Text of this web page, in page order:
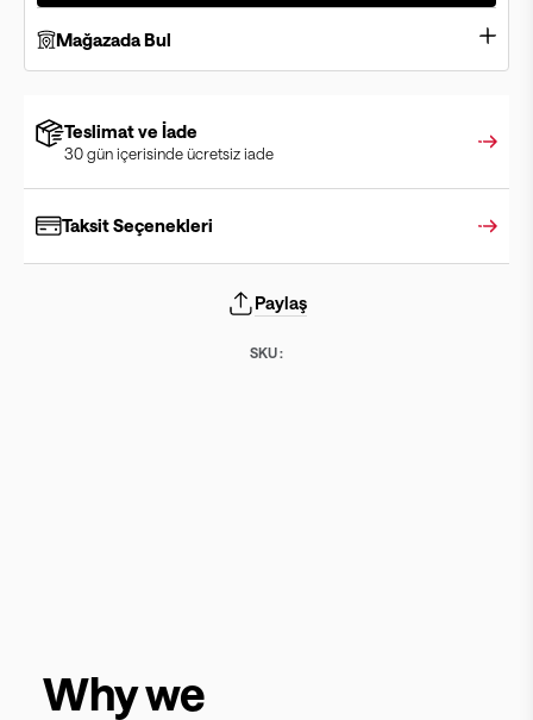
Mağazada Bul
Teslimat ve İade
30 gün içerisinde ücretsiz iade
Taksit Seçenekleri
Paylaş
SKU :
Why we